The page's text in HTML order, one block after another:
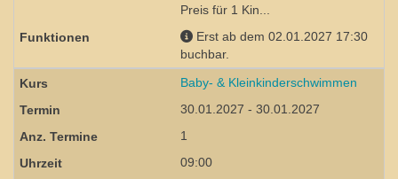
Preis für 1 Kin...
Erst ab dem 02.01.2027 17:30
buchbar.
Baby- & Kleinkinderschwimmen
30.01.2027 - 30.01.2027
1
09:00